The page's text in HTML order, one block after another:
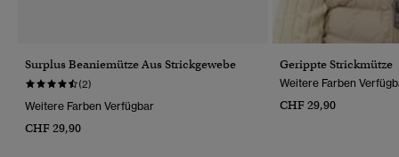
Surplus Beaniemütze Aus Strickgewebe
(2)
Weitere Farben Verfügbar
CHF 29,90
Gerippte Strickmütze
Weitere Farben
CHF 29,90